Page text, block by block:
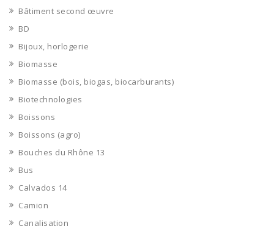
Bâtiment second œuvre
BD
Bijoux, horlogerie
Biomasse
Biomasse (bois, biogas, biocarburants)
Biotechnologies
Boissons
Boissons (agro)
Bouches du Rhône 13
Bus
Calvados 14
Camion
Canalisation